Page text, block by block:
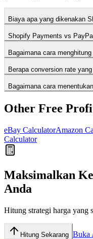
Biaya apa yang dikenakan
Shopify Payments vs
Bagaimana cara
Berapa conversion rate
Bagaimana cara
Other Free
eBay CalculatorAmazon
Calculator
Maksimalkan
Anda
Hitung strategi harga yang
Hitung Sekarang Buka